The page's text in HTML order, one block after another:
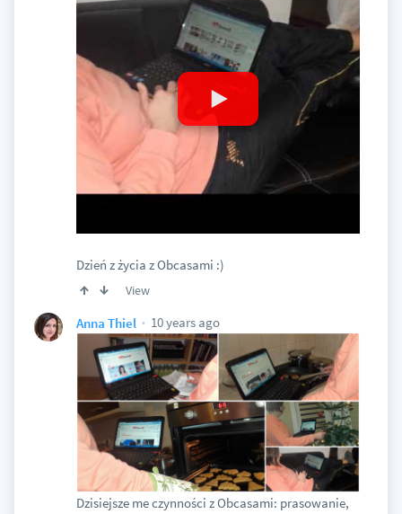
Dzień z życia z Obcasami :)
View
Anna Thiel 10 years ago
Dzisiejsze me czynności z Obcasami: prasowanie,